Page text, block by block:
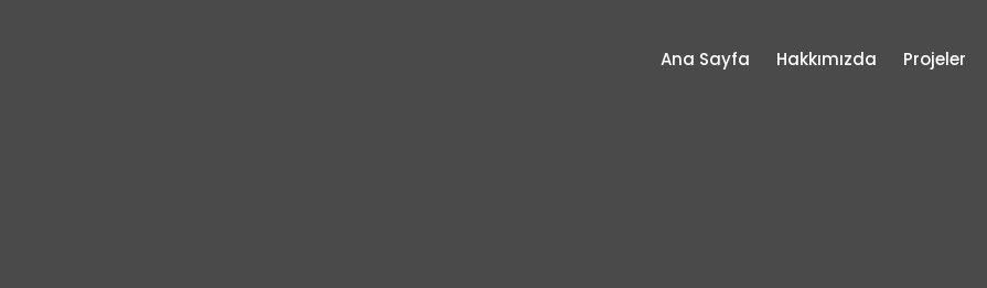
Ana Sayfa Hakkımızda Projeler